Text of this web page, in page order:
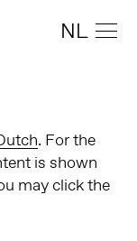
NL
. For the
is shown
may click the